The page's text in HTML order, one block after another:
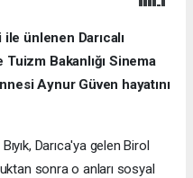
ünlenen Darıcalı
Bakanlığı Sinema
Aynur Güven hayatını
Darıca'ya gelen Birol
sonra o anları sosyal